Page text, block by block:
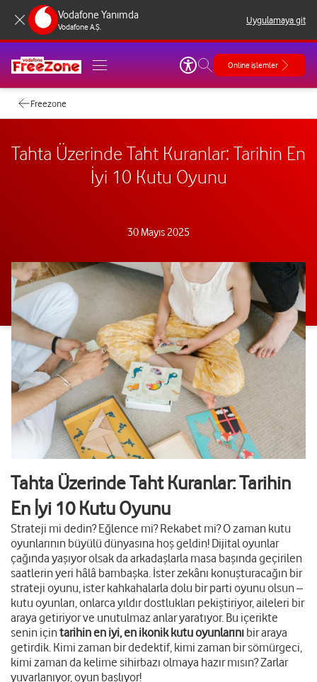
Vodafone Yanımda
Vodafone A.Ş.
Uygulamaya git
Online işlemler
Freezone
Tahta Üzerinde Taht Kuranlar: Tarihin En
İyi 10 Kutu Oyunu
30 Mayıs 2025
Tahta Üzerinde Taht Kuranlar: Tarihin
En İyi 10 Kutu Oyunu
Strateji mi dedin? Eğlence mi? Rekabet mi? O zaman kutu
oyunlarının büyülü dünyasına hoş geldin! Dijital oyunlar
çağında yaşıyor olsak da arkadaşlarla masa başında geçirilen
saatlerin yeri hâlâ bambaşka. İster zekânı konuşturacağın bir
strateji oyunu, ister kahkahalarla dolu bir parti oyunu olsun –
kutu oyunları, onlarca yıldır dostlukları pekiştiriyor, aileleri bir
araya getiriyor ve unutulmaz anlar yaratıyor. Bu içerikte
senin içintarihin en iyi, en ikonik kutu oyunlarını bir araya
getirdik. Kimi zaman bir dedektif, kimi zaman bir sömürgeci,
kimi zaman da kelime sihirbazı olmaya hazır mısın? Zarlar
yuvarlanıyor, oyun başlıyor!